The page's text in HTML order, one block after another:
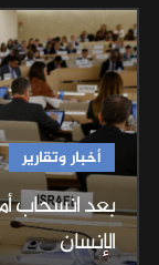
أخبار وتقارير
بعد انسحاب
الإنسان